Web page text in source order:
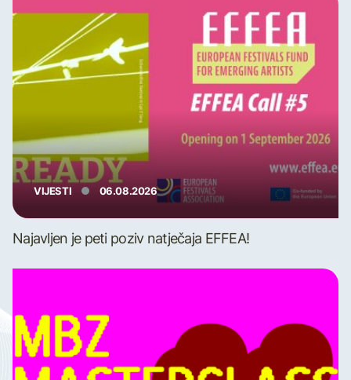
VIJESTI 06.08.2026
Najavljen je peti poziv natječaja EFFEA!